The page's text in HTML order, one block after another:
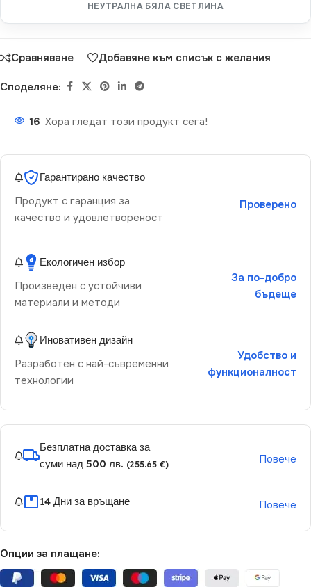
НЕУТРАЛНА БЯЛА СВЕТЛИНА
Сравняване Добавяне към списък с желания
Споделяне:
16 Хора гледат този продукт сега!
Гарантирано качество
Продукт с гаранция за
качество и удовлетвореност
Проверено
Екологичен избор
Произведен с устойчиви
материали и методи
За по-добро
бъдеще
Иновативен дизайн
Разработен с най-съвременни
технологии
Удобство и
функционалност
Безплатна доставка за
суми над 500 лв. (255.65 €) Повече
14 Дни за връщане Повече
Опции за плащане: